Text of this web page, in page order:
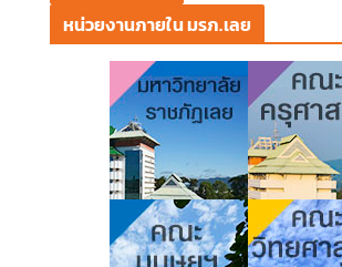
หน่วยงานภายใน มรภ.เลย